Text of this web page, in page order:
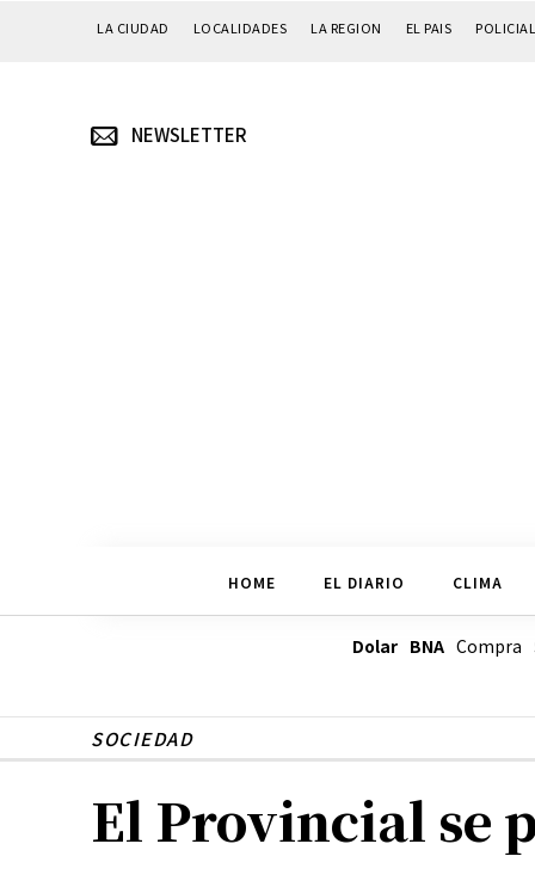
LA CIUDAD LOCALIDADES LA REGION EL PAIS
NEWSLETTER
HOME EL DIARIO CLIMA
Dolar BNACompra
SOCIEDAD
El Provincial se